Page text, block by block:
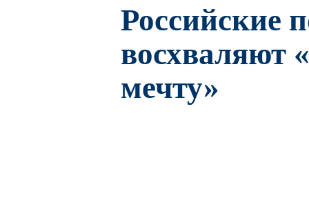
Российские
восхваляют
мечту»